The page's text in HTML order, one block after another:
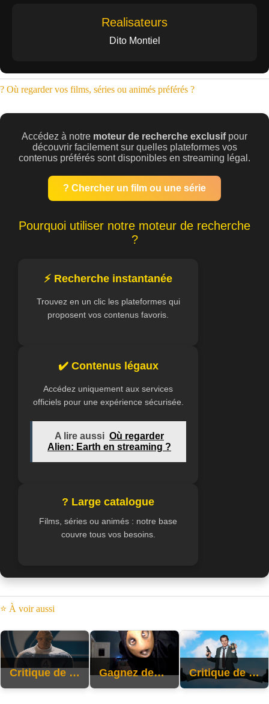
Realisateurs
Dito Montiel
? Où regarder vos films, séries ou animés préférés ?
Accédez à notre moteur de recherche exclusifpour
découvrir facilement sur quelles plateformes vos
contenus préférés sont disponibles en streaming légal.
? Chercher un film ou une série
Pourquoi utiliser notre moteur de recherche
?
⚡ Recherche instantanée
Trouvez en un clic les plateformes qui
proposent vos contenus favoris.
✔️ Contenus légaux
Accédez uniquement aux services
officiels pour une expérience sécurisée.
A lire aussi Où regarder
Alien: Earth en streaming ?
? Large catalogue
Films, séries ou animés : notre base
couvre tous vos besoins.
⭐ À voir aussi
Critique de ‘The Fantastic Four : First Steps’ : Pas tout à fait fantastique, mais assez amusant Gagnez des billets pour notre projection en avant-première du film d’horreur surnaturel « Strange Harvest » et une séance de questions-réponses Critique de ‘The Naked Gun’ : le film hilarant dont nous avons besoin en ce moment